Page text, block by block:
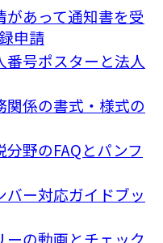
あって通知書を受
申請
号ポスターと法人
係の書式・様式の
野のFAQとパンフ
ー対応ガイドブッ